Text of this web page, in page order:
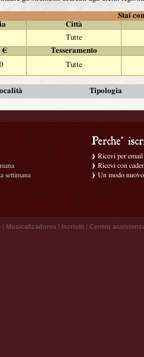
Stai
Città
Tutte
€
Tesseramento
Tutte
Tipologia
settimana
Ricevi per
Ricevi con
Un modo
| Musicalizadores | Iscriviti | Centro